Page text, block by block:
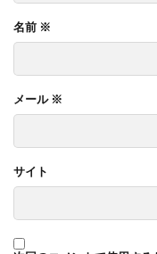
名前 ※
メール ※
サイト